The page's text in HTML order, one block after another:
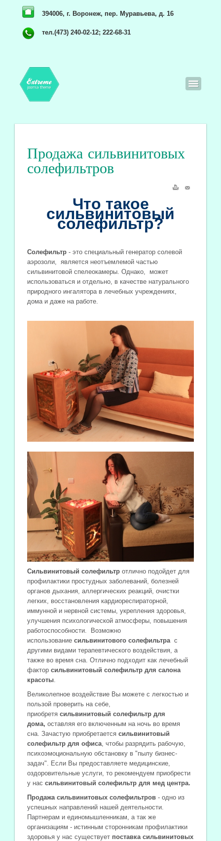
394006, г. Воронеж, пер. Муравьева, д. 16
тел.(473) 240-02-12; 222-68-31
Продажа сильвинитовых
солефильтров
Что такое
сильвинитовый
солефильтр?
Солефильтр - это специальный генератор солевой
аэрозоли, является неотъемлемой частью
сильвинитовой спелеокамеры.Однако, может
использоваться и отдельно, в качестве натурального
природного ингалятора в лечебных учреждениях,
дома и даже на работе.
Сильвинитовый солефильтр отлично подойдет для
профилактики простудных заболеваний, болезней
органов дыхания, аллергических реакций, очистки
легких, восстановления кардиореспираторной,
иммунной и нервной системы, укрепления здоровья,
улучшения психологической атмосферы, повышения
работоспособности. Возможно
использованиесильвинитового солефильтра с
другими видами терапевтического воздействия, а
также во время сна. Отлично подходит как лечебный
факторсильвинитовый солефильтр для салона
красоты
Великолепное воздействие Вы можете с легкостью и
пользой проверить на себе,
приобретясильвинитовый солефильтр для
дома,оставляя его включенным на ночь во время
сна. Зачастую приобретаетсясильвинитовый
солефильтр для офиса , чтобы разрядить рабочую,
психоэмоциональную обстановку в "пылу бизнес-
задач". Если Вы предоставляете медицинские,
оздоровительные услуги, то рекомендуем приобрести
у нассильвинитовый солефильтр для мед центра.
Продажа сильвинитовых солефильтров - одно из
успешных направлений нашей деятельности.
Партнерам и единомышленникам, а так же
организациям - истинным сторонникам профилактики
здоровья у нас существует поставка сильвинитовых